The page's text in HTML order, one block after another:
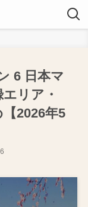
6 日本マ
リア・
2026年5